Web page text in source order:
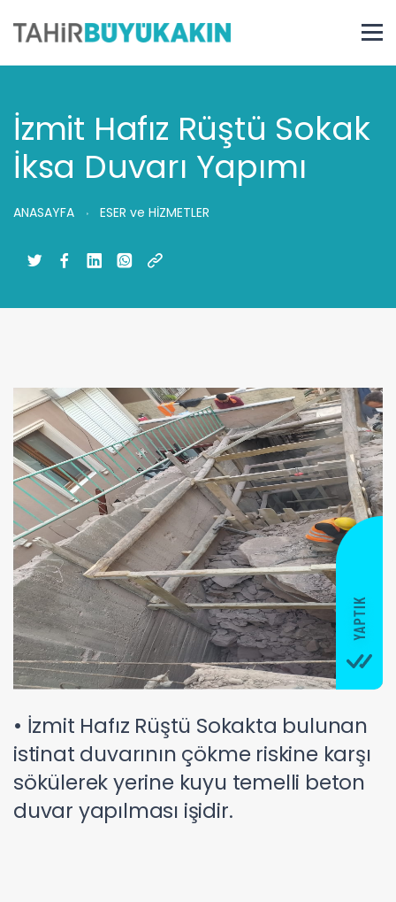
İzmit Hafız Rüştü Sokak
İksa Duvarı Yapımı
ANASAYFA ESER ve HİZMETLER
• İzmit Hafız Rüştü Sokakta bulunan
istinat duvarının çökme riskine karşı
sökülerek yerine kuyu temelli beton
duvar yapılması işidir.